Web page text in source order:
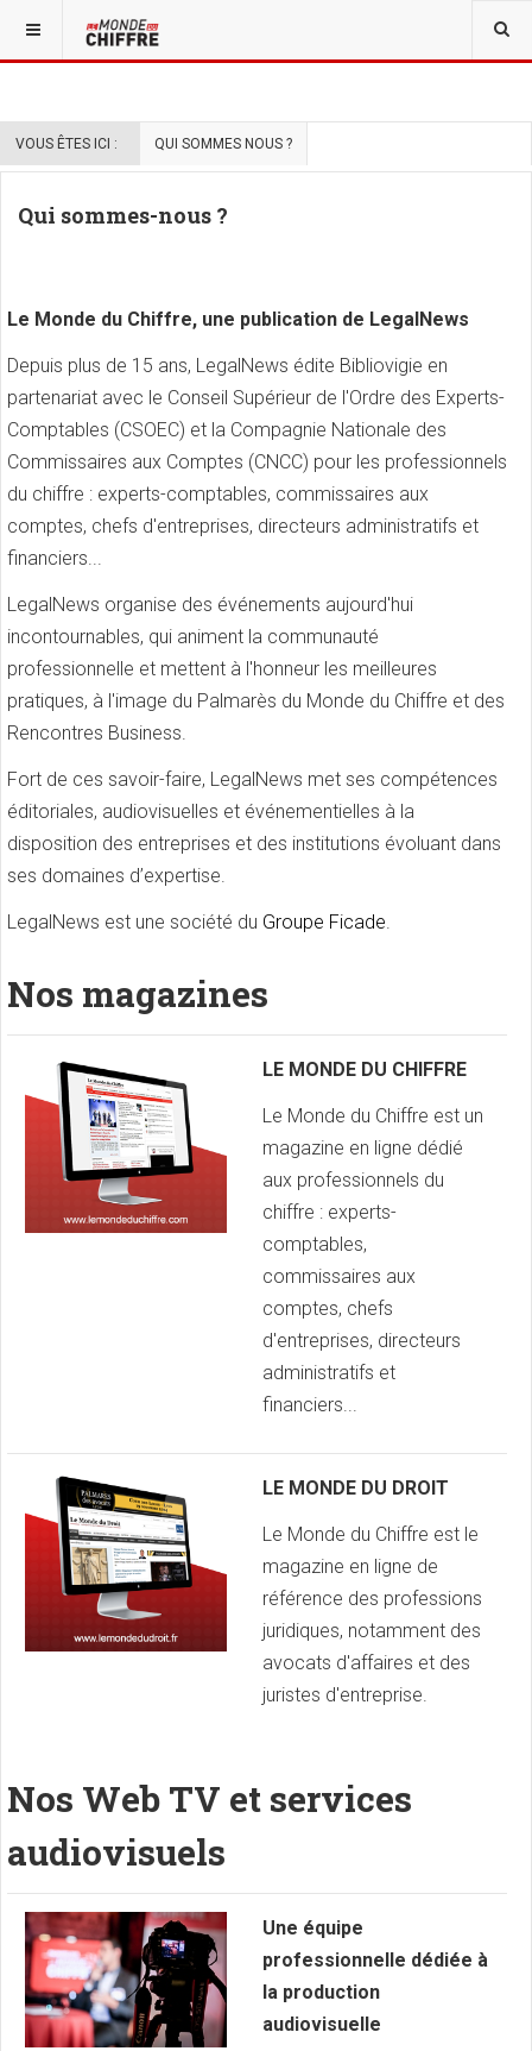
VOUS ÊTES ICI : QUI SOMMES NOUS ?
Qui sommes-nous ?
Le Monde du Chiffre, une publication de LegalNews
Depuis plus de 15 ans, LegalNews édite Bibliovigie en
partenariat avec le Conseil Supérieur de l'Ordre des Experts-
Comptables (CSOEC) et la Compagnie Nationale des
Commissaires aux Comptes (CNCC) pour les professionnels
du chiffre : experts-comptables, commissaires aux
comptes, chefs d'entreprises, directeurs administratifs et
financiers...
LegalNews organise des événements aujourd'hui
incontournables, qui animent la communauté
professionnelle et mettent à l'honneur les meilleures
pratiques, à l'image du Palmarès du Monde du Chiffre et des
Rencontres Business.
Fort de ces savoir-faire, LegalNews met ses compétences
éditoriales, audiovisuelles et événementielles à la
disposition des entreprises et des institutions évoluant dans
ses domaines d’expertise.
LegalNews est une société du Groupe Ficade.
Nos magazines
LE MONDE DU CHIFFRE
Le Monde du Chiffre est un
magazine en ligne dédié
aux professionnels du
chiffre : experts-
comptables,
commissaires aux
comptes, chefs
d'entreprises, directeurs
administratifs et
financiers...
LE MONDE DU DROIT
Le Monde du Chiffre est le
magazine en ligne de
référence des professions
juridiques, notamment des
avocats d'affaires et des
juristes d'entreprise.
Nos Web TV et services
audiovisuels
Une équipe
professionnelle dédiée à
la production
audiovisuelle